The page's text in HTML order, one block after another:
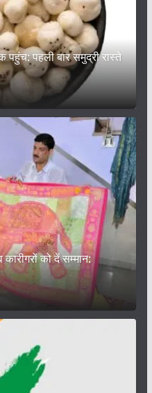
पहली बार समुद्री रास्ते
को दें सम्मान: